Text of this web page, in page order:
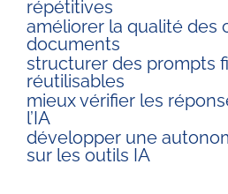
répétitives
améliorer la qualité des
documents
structurer des prompts
réutilisables
mieux vérifier les
l’IA
développer une
sur les outils IA